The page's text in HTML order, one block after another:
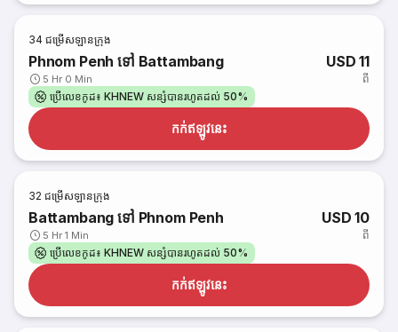
34 ជម្រើសឡានក្រុង
Phnom Penh ទៅ Battambang
5 Hr 0 Min
USD 11
ពី
ប្រើលេខកូដ៖ KHNEW សន្សំបានរហូតដល់ 50%
កក់​ឥឡូវនេះ
32 ជម្រើសឡានក្រុង
Battambang ទៅ Phnom Penh
5 Hr 1 Min
USD 10
ពី
ប្រើលេខកូដ៖ KHNEW សន្សំបានរហូតដល់ 50%
កក់​ឥឡូវនេះ